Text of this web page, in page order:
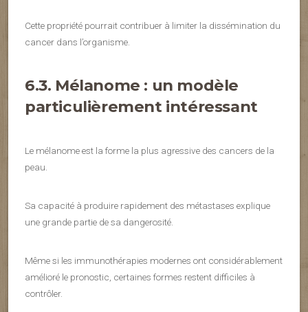
Cette propriété pourrait contribuer à limiter la dissémination du
cancer dans l’organisme.
6.3. Mélanome : un modèle
particulièrement intéressant
Le mélanome est la forme la plus agressive des cancers de la
peau.
Sa capacité à produire rapidement des métastases explique
une grande partie de sa dangerosité.
Même si les immunothérapies modernes ont considérablement
amélioré le pronostic, certaines formes restent difficiles à
contrôler.